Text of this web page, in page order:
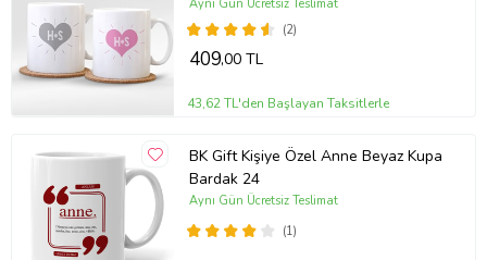
(2)
Aynı Gün Ücretsiz Teslimat
409,00 TL
43,62 TL'den Başlayan Taksitlerle
BK Gift Kişiye Özel Anne Beyaz Kupa
Bardak 24
(1)
Aynı Gün Ücretsiz Teslimat